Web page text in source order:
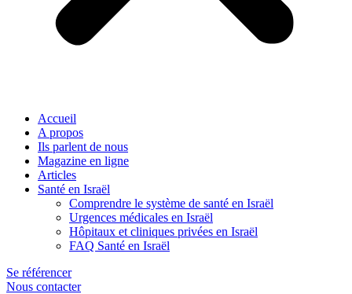
Accueil
A propos
Ils parlent de nous
Magazine en ligne
Articles
Santé en Israël
Comprendre le système de santé en Israël
Urgences médicales en Israël
Hôpitaux et cliniques privées en Israël
FAQ Santé en Israël
Se référencer
Nous contacter